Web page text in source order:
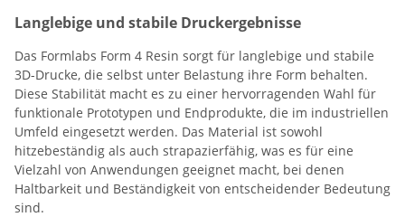
Langlebige und stabile Druckergebnisse
Das Formlabs Form 4 Resin sorgt für langlebige und stabile
3D-Drucke, die selbst unter Belastung ihre Form behalten.
Diese Stabilität macht es zu einer hervorragenden Wahl für
funktionale Prototypen und Endprodukte, die im industriellen
Umfeld eingesetzt werden. Das Material ist sowohl
hitzebeständig als auch strapazierfähig, was es für eine
Vielzahl von Anwendungen geeignet macht, bei denen
Haltbarkeit und Beständigkeit von entscheidender Bedeutung
sind.